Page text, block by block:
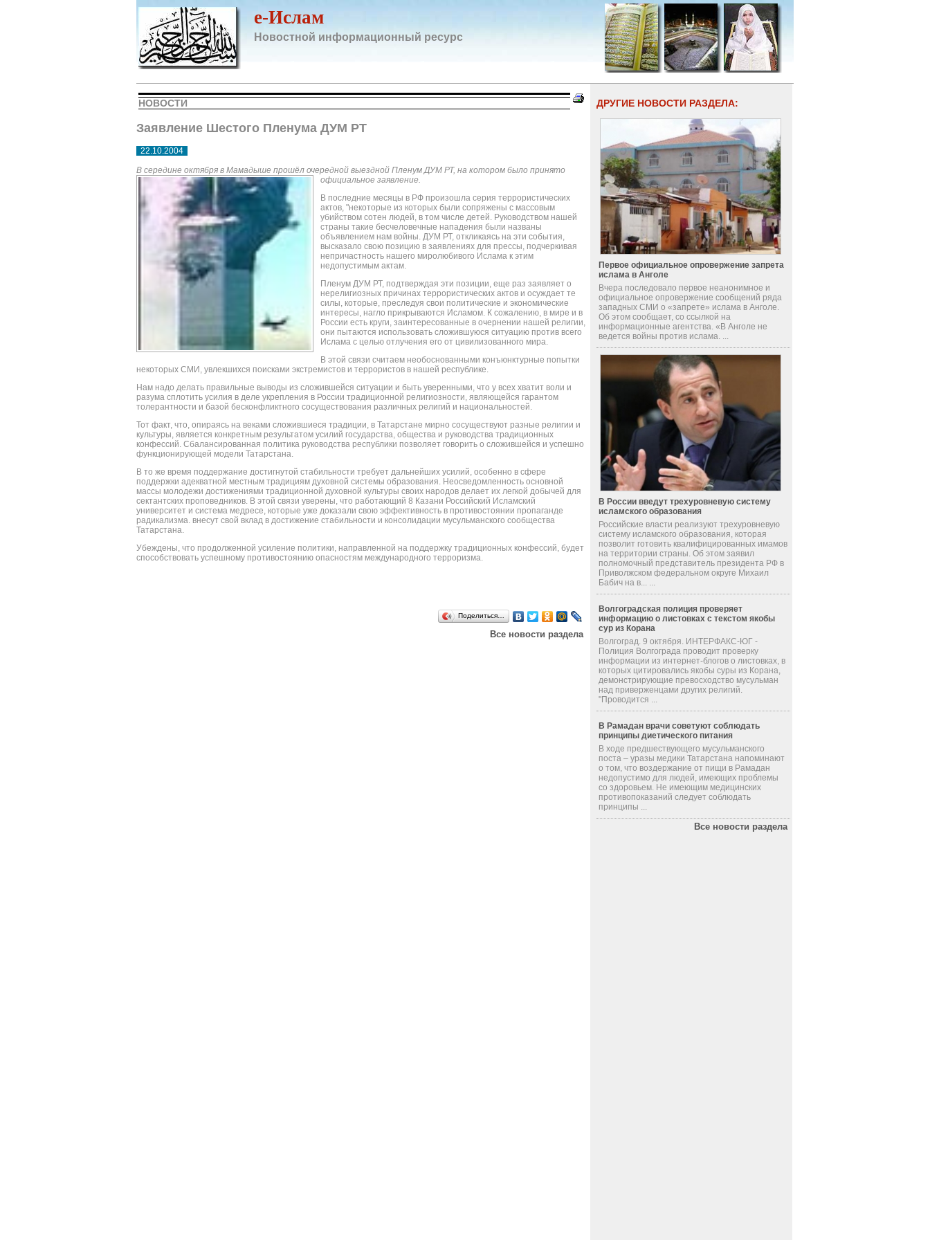
e-Ислам
Новостной информационный ресурс
НОВОСТИ
Заявление Шестого Пленума ДУМ РТ
22.10.2004
В середине октября в Мамадыше прошёл очередной выездной Пленум ДУМ РТ, на котором было принято
официальное заявление.
В последние месяцы в РФ произошла серия террористических
актов, "некоторые из которых были сопряжены с массовым
убийством сотен людей, в том числе детей. Руководством нашей
страны такие бесчеловечные нападения были названы
объявлением нам войны. ДУМ РТ, откликаясь на эти события,
высказало свою позицию в заявлениях для прессы, подчеркивая
непричастность нашего миролюбивого Ислама к этим
недопустимым актам.
Пленум ДУМ РТ, подтверждая эти позиции, еще раз заявляет о
нерелигиозных причинах террористических актов и осуждает те
силы, которые, преследуя свои политические и экономические
интересы, нагло прикрываются Исламом. К сожалению, в мире и в
России есть круги, заинтересованные в очернении нашей религии,
они пытаются использовать сложившуюся ситуацию против всего
Ислама с целью отлучения его от цивилизованного мира.
В этой связи считаем необоснованными конъюнктурные попытки
некоторых СМИ, увлекшихся поисками экстремистов и террористов в нашей республике.
Нам надо делать правильные выводы из сложившейся ситуации и быть уверенными, что у всех хватит воли и
разума сплотить усилия в деле укрепления в России традиционной религиозности, являющейся гарантом
толерантности и базой бесконфликтного сосуществования различных религий и национальностей.
Тот факт, что, опираясь на веками сложившиеся традиции, в Татарстане мирно сосуществуют разные религии и
культуры, является конкретным результатом усилий государства, общества и руководства традиционных
конфессий. Сбалансированная политика руководства республики позволяет говорить о сложившейся и успешно
функционирующей модели Татарстана.
В то же время поддержание достигнутой стабильности требует дальнейших усилий, особенно в сфере
поддержки адекватной местным традициям духовной системы образования. Неосведомленность основной
массы молодежи достижениями традиционной духовной культуры своих народов делает их легкой добычей для
сектантских проповедников. В этой связи уверены, что работающий 8 Казани Российский Исламский
университет и система медресе, которые уже доказали свою эффективность в противостоянии пропаганде
радикализма. внесут свой вклад в достижение стабильности и консолидации мусульманского сообщества
Татарстана.
Убеждены, что продолженной усиление политики, направленной на поддержку традиционных конфессий, будет
способствовать успешному противостоянию опасностям международного терроризма.
Поделиться…
Все новости раздела
ДРУГИЕ НОВОСТИ РАЗДЕЛА:
Первое официальное опровержение запрета
ислама в Анголе
Вчера последовало первое неанонимное и
официальное опровержение сообщений ряда
западных СМИ о «запрете» ислама в Анголе.
Об этом сообщает, со ссылкой на
информационные агентства. «В Анголе не
ведется войны против ислама. ...
В России введут трехуровневую систему
исламского образования
Российские власти реализуют трехуровневую
систему исламского образования, которая
позволит готовить квалифицированных имамов
на территории страны. Об этом заявил
полномочный представитель президента РФ в
Приволжском федеральном округе Михаил
Бабич на в... ...
Волгоградская полиция проверяет
информацию о листовках с текстом якобы
сур из Корана
Волгоград. 9 октября. ИНТЕРФАКС-ЮГ -
Полиция Волгограда проводит проверку
информации из интернет-блогов о листовках, в
которых цитировались якобы суры из Корана,
демонстрирующие превосходство мусульман
над приверженцами других религий.
"Проводится ...
В Рамадан врачи советуют соблюдать
принципы диетического питания
В ходе предшествующего мусульманского
поста – уразы медики Татарстана напоминают
о том, что воздержание от пищи в Рамадан
недопустимо для людей, имеющих проблемы
со здоровьем. Не имеющим медицинских
противопоказаний следует соблюдать
принципы ...
Все новости раздела